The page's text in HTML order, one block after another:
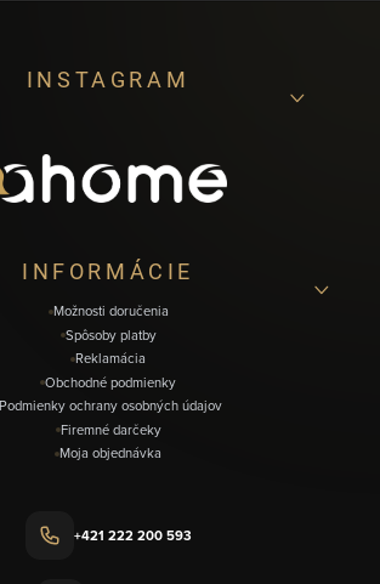
INSTAGRAM
INFORMÁCIE
Možnosti doručenia
Spôsoby platby
Reklamácia
Obchodné podmienky
Podmienky ochrany osobných údajov
Firemné darčeky
Moja objednávka
+421 222 200 593